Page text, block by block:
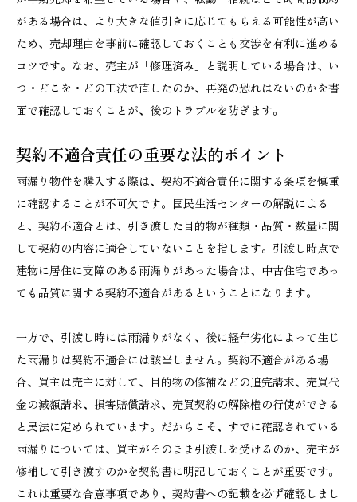
がある場合は、より大きな値引きに応じてもらえる可能性が高い
ため、売却理由を事前に確認しておくことも交渉を有利に進める
コツです。なお、売主が「修理済み」と説明している場合は、い
つ・どこを・どの工法で直したのか、再発の恐れはないのかを書
面で確認しておくことが、後のトラブルを防ぎます。
契約不適合責任の重要な法的ポイント
雨漏り物件を購入する際は、契約不適合責任に関する条項を慎重
に確認することが不可欠です。国民生活センターの解説による
と、契約不適合とは、引き渡した目的物が種類・品質・数量に関
して契約の内容に適合していないことを指します。引渡し時点で
建物に居住に支障のある雨漏りがあった場合は、中古住宅であっ
ても品質に関する契約不適合があるということになります。
一方で、引渡し時には雨漏りがなく、後に経年劣化によって生じ
た雨漏りは契約不適合には該当しません。契約不適合がある場
合、買主は売主に対して、目的物の修補などの追完請求、売買代
金の減額請求、損害賠償請求、売買契約の解除権の行使ができる
と民法に定められています。だからこそ、すでに確認されている
雨漏りについては、買主がそのまま引渡しを受けるのか、売主が
修補して引き渡すのかを契約書に明記しておくことが重要です。
これは重要な合意事項であり、契約書への記載を必ず確認しまし